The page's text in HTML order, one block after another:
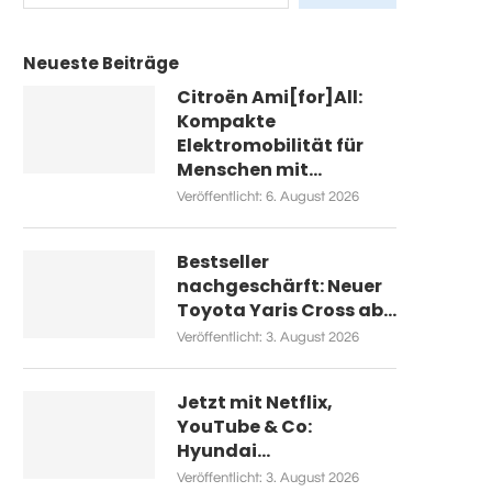
Neueste Beiträge
Citroën Ami[for]All:
Kompakte
Elektromobilität für
Menschen mit...
Veröffentlicht: 6. August 2026
Bestseller
nachgeschärft: Neuer
Toyota Yaris Cross ab...
Veröffentlicht: 3. August 2026
Jetzt mit Netflix,
YouTube & Co:
Hyundai...
Veröffentlicht: 3. August 2026